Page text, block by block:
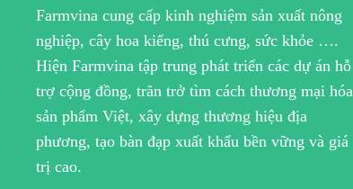
Farmvina cung cấp kinh nghiệm sản xuất nông
nghiệp, cây hoa kiểng, thú cưng, sức khỏe ….
Hiện Farmvina tập trung phát triển các dự án hỗ
trợ cộng đồng, trăn trở tìm cách thương mại hóa
sản phẩm Việt, xây dựng thương hiệu địa
phương, tạo bàn đạp xuất khẩu bền vững và giá
trị cao.